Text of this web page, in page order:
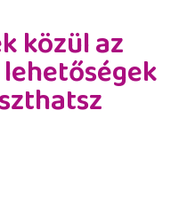
közül az